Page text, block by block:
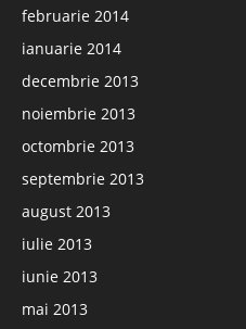
februarie 2014
ianuarie 2014
decembrie 2013
noiembrie 2013
octombrie 2013
septembrie 2013
august 2013
iulie 2013
iunie 2013
mai 2013